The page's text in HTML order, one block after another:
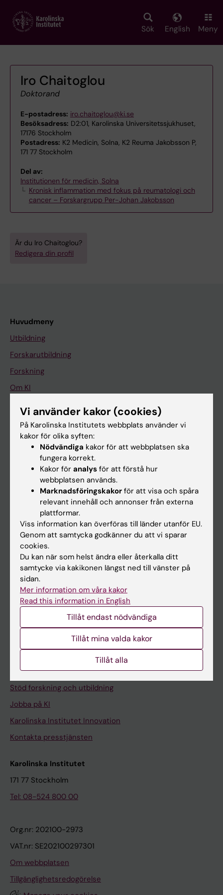
main
Sök English Meny
Iro Chaitoglou
Doktorand
E-postadress: iro.chaitoglou@ki.se
Besöksadress: D2:01, Karolinska Universitetssjukhuset,
17176 Stockholm
Postadress: K2 Medicin, Solna, K2 Reuma Jakobsson P,
171 77 Stockholm
Del av:
Institutionen för medicin, Solna
Kronisk inflammation med fokus på reumatologi och
cancer – Forskargrupp Per-Johan Jakobsson
Är du Iro Chaitoglou?
Redigera din profil
Huvudmeny
Utbildning
Forskarutbildning
Forskning
Om KI
På gång
Nyheter
Kalender
Schema
Studentmejlen
Kurs- och programwebbar
Student på KI
Medarbetarportalen
Universitetsbiblioteket
Stöd forskning och utbildning
Jobba på KI
Karolinska Institutet Innovation
Kontakta presstjänsten
Karolinska Institutet
171 77 Stockholm
Tel: 08-524 800 00
Org.nr: 202100-2973
VAT.nr: SE202100297301
Om webbplatsen
Tillgänglighetsredogörelse
Vi använder kakor (cookies)
På Karolinska Institutets webbplats använder vi
kakor för olika syften:
Nödvändiga kakor för att webbplatsen ska
fungera korrekt.
Kakor för analys för att förstå hur
webbplatsen används.
Marknadsföringskakor för att visa och spåra
relevant innehåll och annonser från externa
plattformar.
Viss information kan överföras till länder utanför EU.
Genom att samtycka godkänner du att vi sparar
cookies.
Du kan när som helst ändra eller återkalla ditt
samtycke via kakikonen längst ned till vänster på
sidan.
Mer information om våra kakor
Read this information in English
Tillåt endast nödvändiga
Tillåt mina valda kakor
Tillåt alla